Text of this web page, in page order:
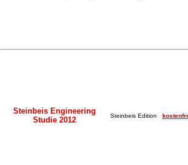
Steinbeis Engineering
Studie 2012
Steinbeis Edition